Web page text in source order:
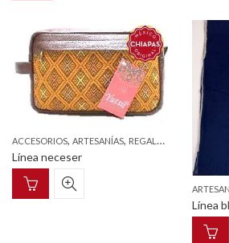
ACCESORIOS, ARTESANÍAS, REGALOS TEXTILES
Línea neceser
Línea